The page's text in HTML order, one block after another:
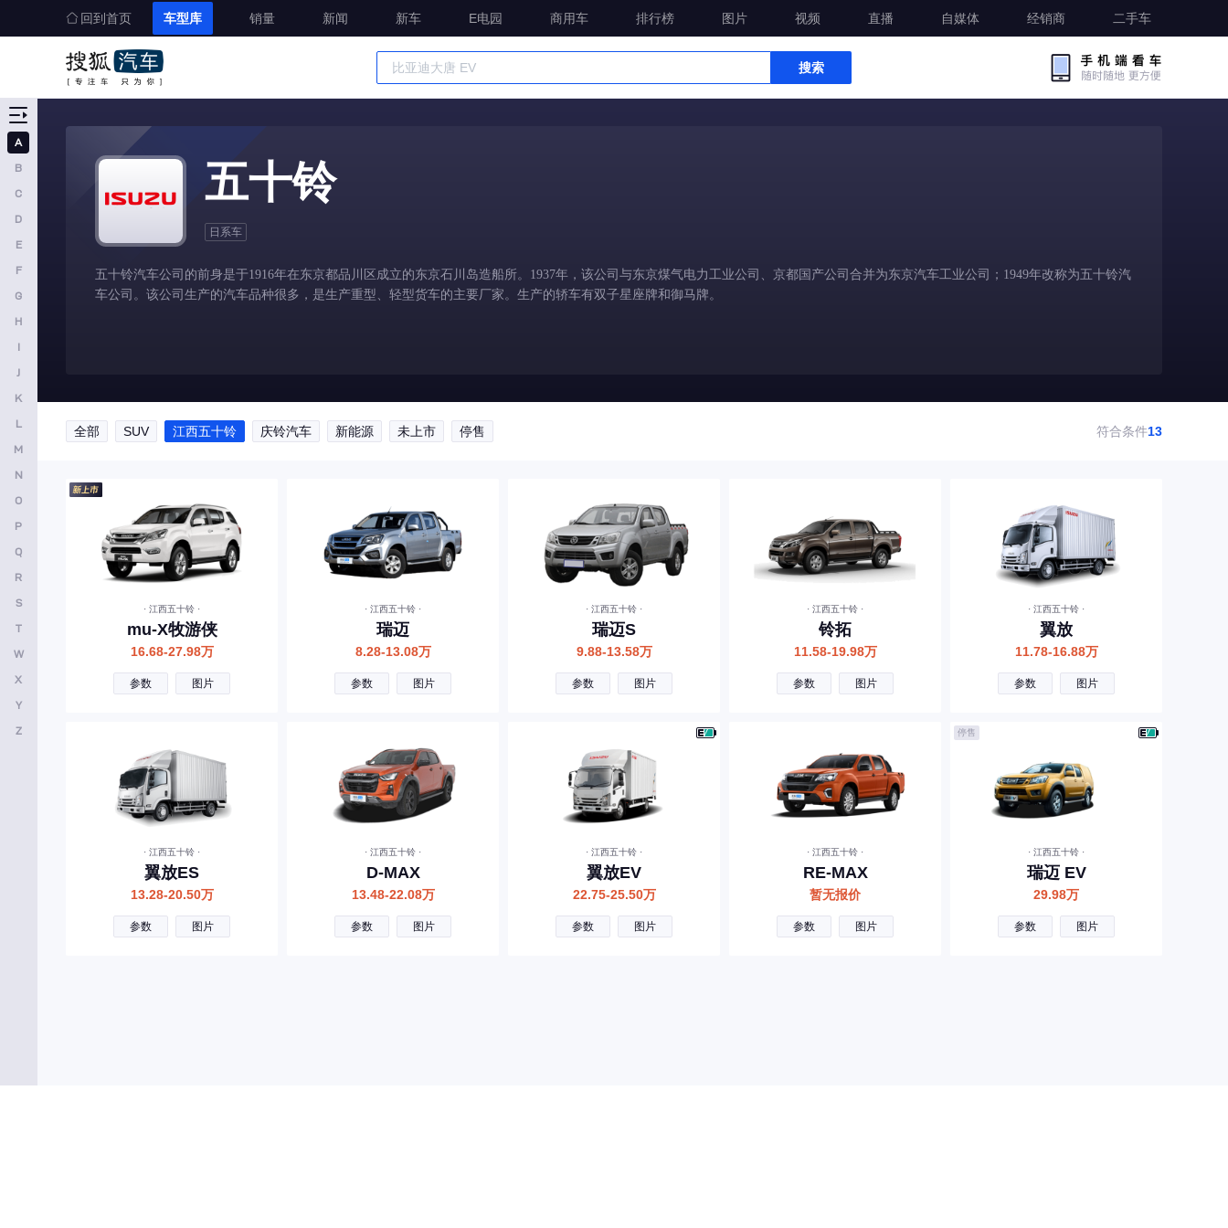
回到首页 车型库 销量 新闻 新车 E电园 商用车 排行榜 图片 视频 直播 自媒体 经销商 二手车
搜索
五十铃
日系车
五十铃汽车公司的前身是于1916年在东京都品川区成立的东京石川岛造船所。1937年，该公司与东京煤气电力工业公司、京都国产公司合并为东京汽车工业公司；1949年改称为五十铃汽
车公司。该公司生产的汽车品种很多，是生产重型、轻型货车的主要厂家。生产的轿车有双子星座牌和御马牌。
全部 SUV 江西五十铃 庆铃汽车 新能源 未上市 停售 符合条件13
· 江西五十铃 ·
mu-X牧游侠
16.68-27.98万
参数 图片
· 江西五十铃 ·
瑞迈
8.28-13.08万
参数 图片
· 江西五十铃 ·
瑞迈S
9.88-13.58万
参数 图片
· 江西五十铃 ·
铃拓
11.58-19.98万
参数 图片
· 江西五十铃 ·
翼放
11.78-16.88万
参数 图片
· 江西五十铃 ·
翼放ES
13.28-20.50万
参数 图片
· 江西五十铃 ·
D-MAX
13.48-22.08万
参数 图片
· 江西五十铃 ·
翼放EV
22.75-25.50万
参数 图片
· 江西五十铃 ·
RE-MAX
暂无报价
参数 图片
· 江西五十铃 ·
瑞迈 EV
29.98万
参数 图片
停售
A
B
C
D
E
F
G
H
I
J
K
L
M
N
O
P
Q
R
S
T
W
X
Y
Z
埃安
阿维塔
埃尚
安凯客车
北京越野
北汽瑞翔